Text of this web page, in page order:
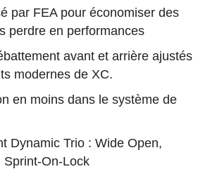
par FEA pour économiser des
perdre en performances
avant et arrière ajustés
modernes de XC.
en moins dans le système de
Dynamic Trio : Wide Open,
Sprint-On-Lock